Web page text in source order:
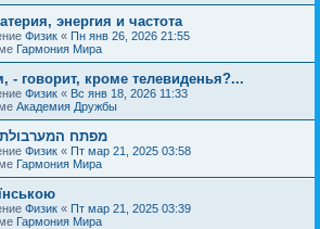
энергия и частота
Физик « Пн янв 26, 2026 21:55
Гармония Мира
говорит, кроме телевиденья?...
Физик « Вс янв 18, 2026 11:33
Академия Дружбы
מפתח
Физик « Пт мар 21, 2025 03:58
Гармония Мира
Физик « Пт мар 21, 2025 03:39
Гармония Мира